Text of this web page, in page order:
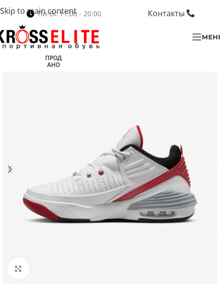
Skip to main content
Пн-Вс 11:00 - 20:00 Контакты
ПРОД
АНО